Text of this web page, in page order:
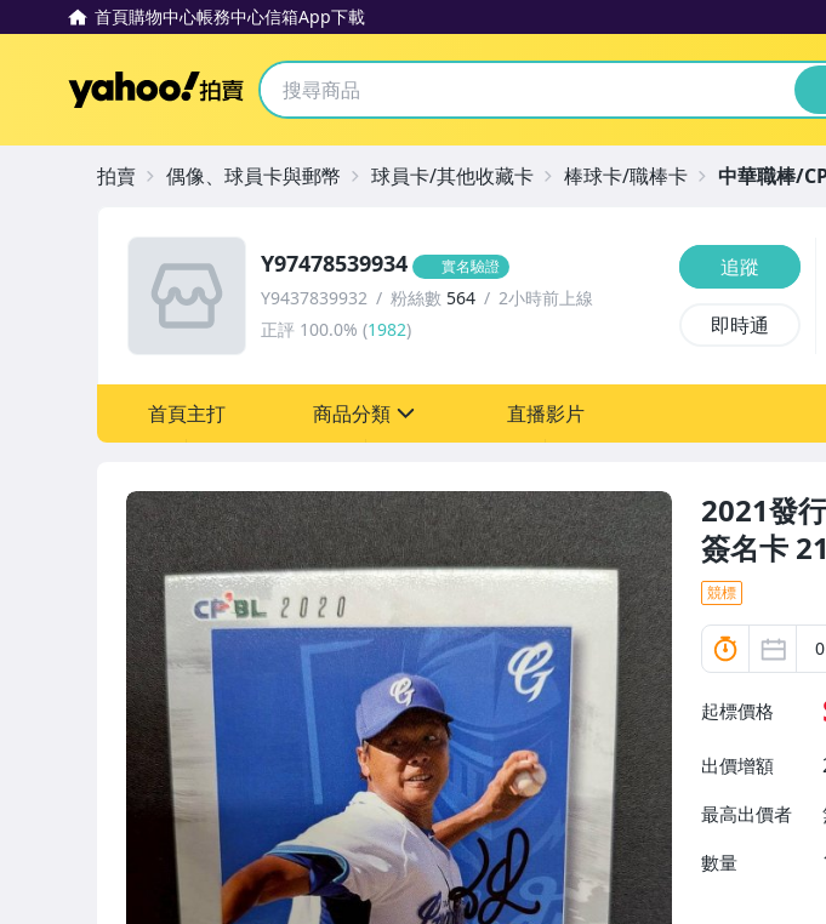
首頁購物中心帳務中心信箱App下載
Yahoo拍賣
2021發
簽名卡
競標
起標價格
出價增額
最高出價者
數量
Y97478539934 實名驗證
Y9437839932 粉絲數 564
2小時前上線
正評 100.0% (1982)
追蹤
即時通
首頁主打 商品分類 直播影片
拍賣 偶像、球員卡與郵幣 球員卡/其他收藏卡 棒球卡/職棒卡 中華職棒/